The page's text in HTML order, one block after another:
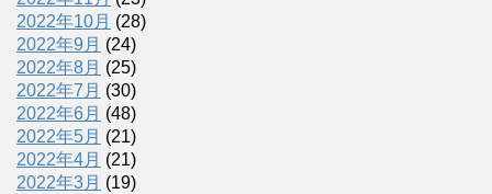
2022年10月 (28)
2022年9月 (24)
2022年8月 (25)
2022年7月 (30)
2022年6月 (48)
2022年5月 (21)
2022年4月 (21)
2022年3月 (19)